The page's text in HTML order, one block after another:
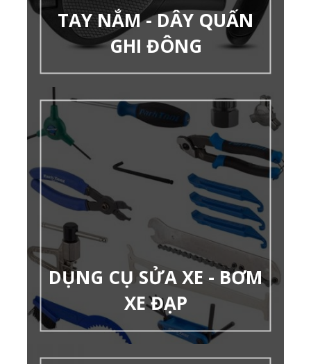
TAY NẮM - DÂY QUẤN
GHI ĐÔNG
DỤNG CỤ SỬA XE - BƠM
XE ĐẠP